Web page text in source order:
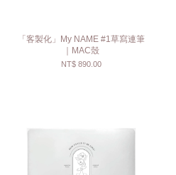
「客製化」My NAME #1草寫連筆
｜MAC殼
NT$ 890.00